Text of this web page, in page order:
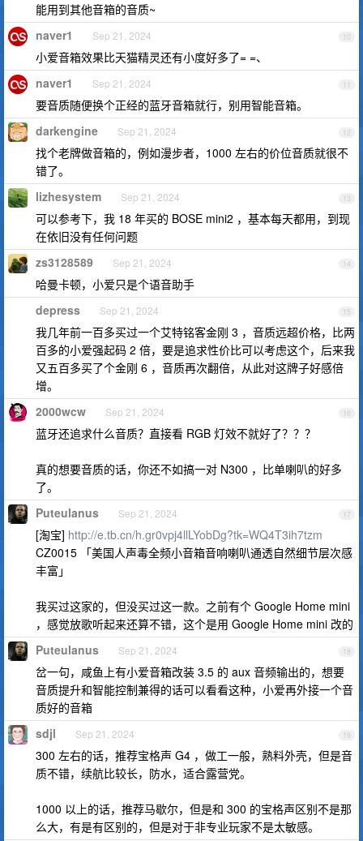
能用到其他音箱的音质~
10
naver1 Sep 21, 2024
小爱音箱效果比天猫精灵还有小度好多了= =、
11
naver1 Sep 21, 2024
要音质随便换个正经的蓝牙音箱就行，别用智能音箱。
12
darkengine Sep 21, 2024
找个老牌做音箱的，例如漫步者，1000 左右的价位音质就很不
错了。
13
lizhesystem Sep 21, 2024
可以参考下，我 18 年买的 BOSE mini2 ，基本每天都用，到现
在依旧没有任何问题
14
zs3128589 Sep 21, 2024
哈曼卡顿，小爱只是个语音助手
15
depress Sep 21, 2024
我几年前一百多买过一个艾特铭客金刚 3 ，音质远超价格，比两
百多的小爱强起码 2 倍，要是追求性价比可以考虑这个，后来我
又五百多买了个金刚 6 ，音质再次翻倍，从此对这牌子好感倍
增。
16
2000wcw Sep 21, 2024
蓝牙还追求什么音质？直接看 RGB 灯效不就好了？？？
真的想要音质的话，你还不如搞一对 N300 ，比单喇叭的好多
了。
17
Puteulanus Sep 21, 2024
[淘宝] http://e.tb.cn/h.gr0vpj4llLYobDg?tk=WQ4T3ih7tzm
CZ0015 「美国人声毒全频小音箱音响喇叭通透自然细节层次感
丰富」
我买过这家的，但没买过这一款。之前有个 Google Home mini
，感觉放歌听起来还算不错，这个是用 Google Home mini 改的
18
Puteulanus Sep 21, 2024
岔一句，咸鱼上有小爱音箱改装 3.5 的 aux 音频输出的，想要
音质提升和智能控制兼得的话可以看看这种，小爱再外接一个音
质好的音箱
19
sdjl Sep 21, 2024
300 左右的话，推荐宝格声 G4 ，做工一般，熟料外壳，但是音
质不错，续航比较长，防水，适合露营党。
1000 以上的话，推荐马歇尔，但是和 300 的宝格声区别不是那
么大，有是有区别的，但是对于非专业玩家不是太敏感。